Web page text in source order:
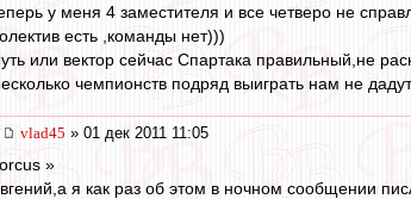
у меня 4 заместителя и все четверо не
есть ,команды нет)))
или вектор сейчас Спартака правильный,не
чемпионств подряд выиграть нам не
vlad45 » 01 дек 2011 11:05
»
я как раз об этом в ночном сообщении